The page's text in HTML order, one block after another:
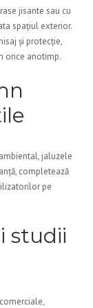
jisante sau cu
spațiul exterior.
și protecție,
orice anotimp.
jaluzele
completează
pe
studii